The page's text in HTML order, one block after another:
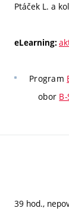
Ptáček L. a
eLearning:
Program
obor
39 hod.,